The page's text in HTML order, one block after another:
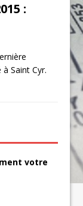
:
Saint Cyr.
votre